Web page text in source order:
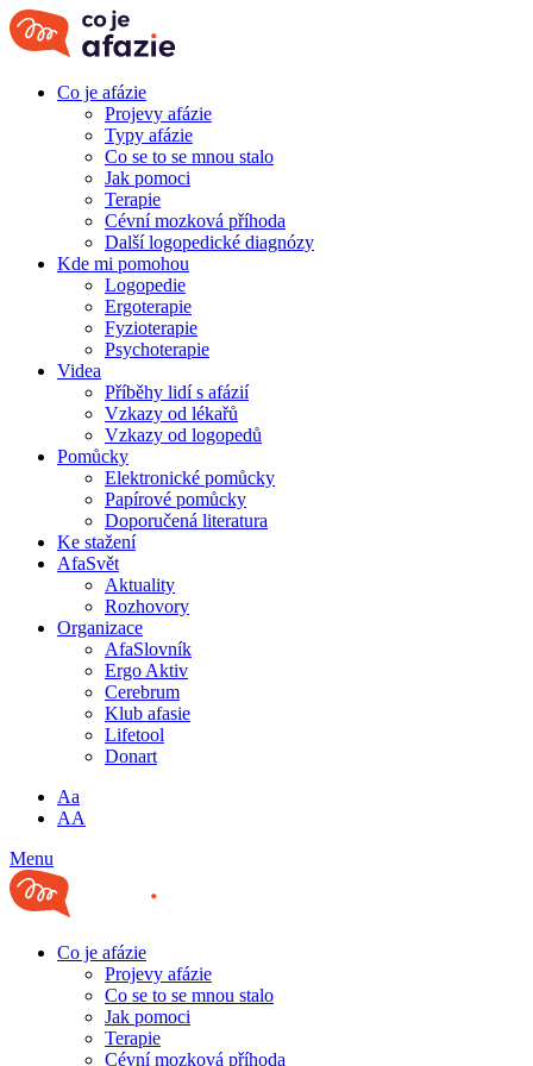
Co je afázie
Projevy afázie
Typy afázie
Co se to se mnou stalo
Jak pomoci
Terapie
Cévní mozková příhoda
Další logopedické diagnózy
Kde mi pomohou
Logopedie
Ergoterapie
Fyzioterapie
Psychoterapie
Videa
Příběhy lidí s afázií
Vzkazy od lékařů
Vzkazy od logopedů
Pomůcky
Elektronické pomůcky
Papírové pomůcky
Doporučená literatura
Ke stažení
AfaSvět
Aktuality
Rozhovory
Organizace
AfaSlovník
Ergo Aktiv
Cerebrum
Klub afasie
Lifetool
Donart
Aa
AA
Menu
Co je afázie
Projevy afázie
Co se to se mnou stalo
Jak pomoci
Terapie
Cévní mozková příhoda